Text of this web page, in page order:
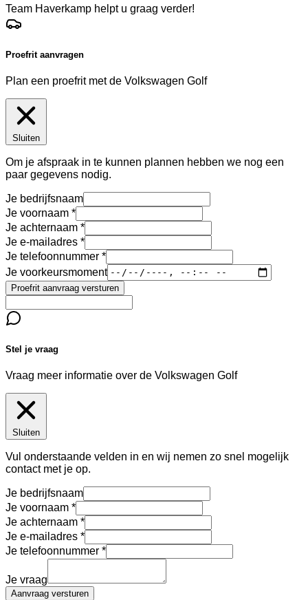
Team Haverkamp helpt u graag verder!
Proefrit aanvragen
Plan een proefrit met de Volkswagen Golf
Sluiten
Om je afspraak in te kunnen plannen hebben we nog een
paar gegevens nodig.
Je bedrijfsnaam
Je voornaam
Je achternaam
Je e-mailadres
Je telefoonnummer
Je voorkeursmoment
Proefrit aanvraag versturen
Stel je vraag
Vraag meer informatie over de Volkswagen Golf
Sluiten
Vul onderstaande velden in en wij nemen zo snel mogelijk
contact met je op.
Je bedrijfsnaam
Je voornaam
Je achternaam
Je e-mailadres
Je telefoonnummer
Je vraag
Aanvraag versturen